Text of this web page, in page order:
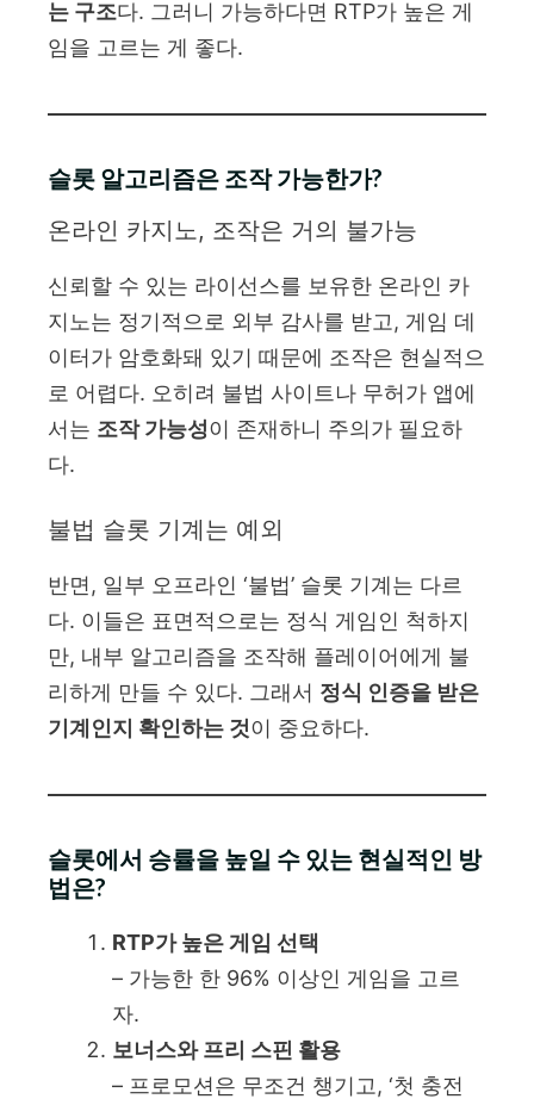
는 구조다. 그러니 가능하다면 RTP가 높은 게
임을 고르는 게 좋다.
슬롯 알고리즘은 조작 가능한가?
온라인 카지노, 조작은 거의 불가능
신뢰할 수 있는 라이선스를 보유한 온라인 카
지노는 정기적으로 외부 감사를 받고, 게임 데
이터가 암호화돼 있기 때문에 조작은 현실적으
로 어렵다. 오히려 불법 사이트나 무허가 앱에
서는 조작 가능성이 존재하니 주의가 필요하
다.
불법 슬롯 기계는 예외
반면, 일부 오프라인 ‘불법’ 슬롯 기계는 다르
다. 이들은 표면적으로는 정식 게임인 척하지
만, 내부 알고리즘을 조작해 플레이어에게 불
리하게 만들 수 있다. 그래서 정식 인증을 받은
기계인지 확인하는 것이 중요하다.
슬롯에서 승률을 높일 수 있는 현실적인 방
법은?
RTP가 높은 게임 선택
– 가능한 한 96% 이상인 게임을 고르
자.
보너스와 프리 스핀 활용
– 프로모션은 무조건 챙기고, ‘첫 충전